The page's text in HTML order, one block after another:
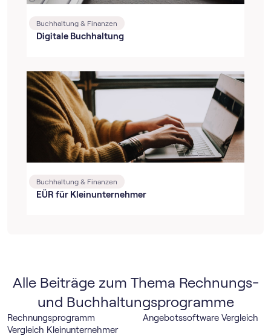
Buchhaltung & Finanzen
Digitale Buchhaltung
Buchhaltung & Finanzen
EÜR für Kleinunternehmer
Alle Beiträge zum Thema Rechnungs-
und Buchhaltungsprogramme
Rechnungs­programm
Vergleich Kleinunternehmer
Angebotssoftware Vergleich